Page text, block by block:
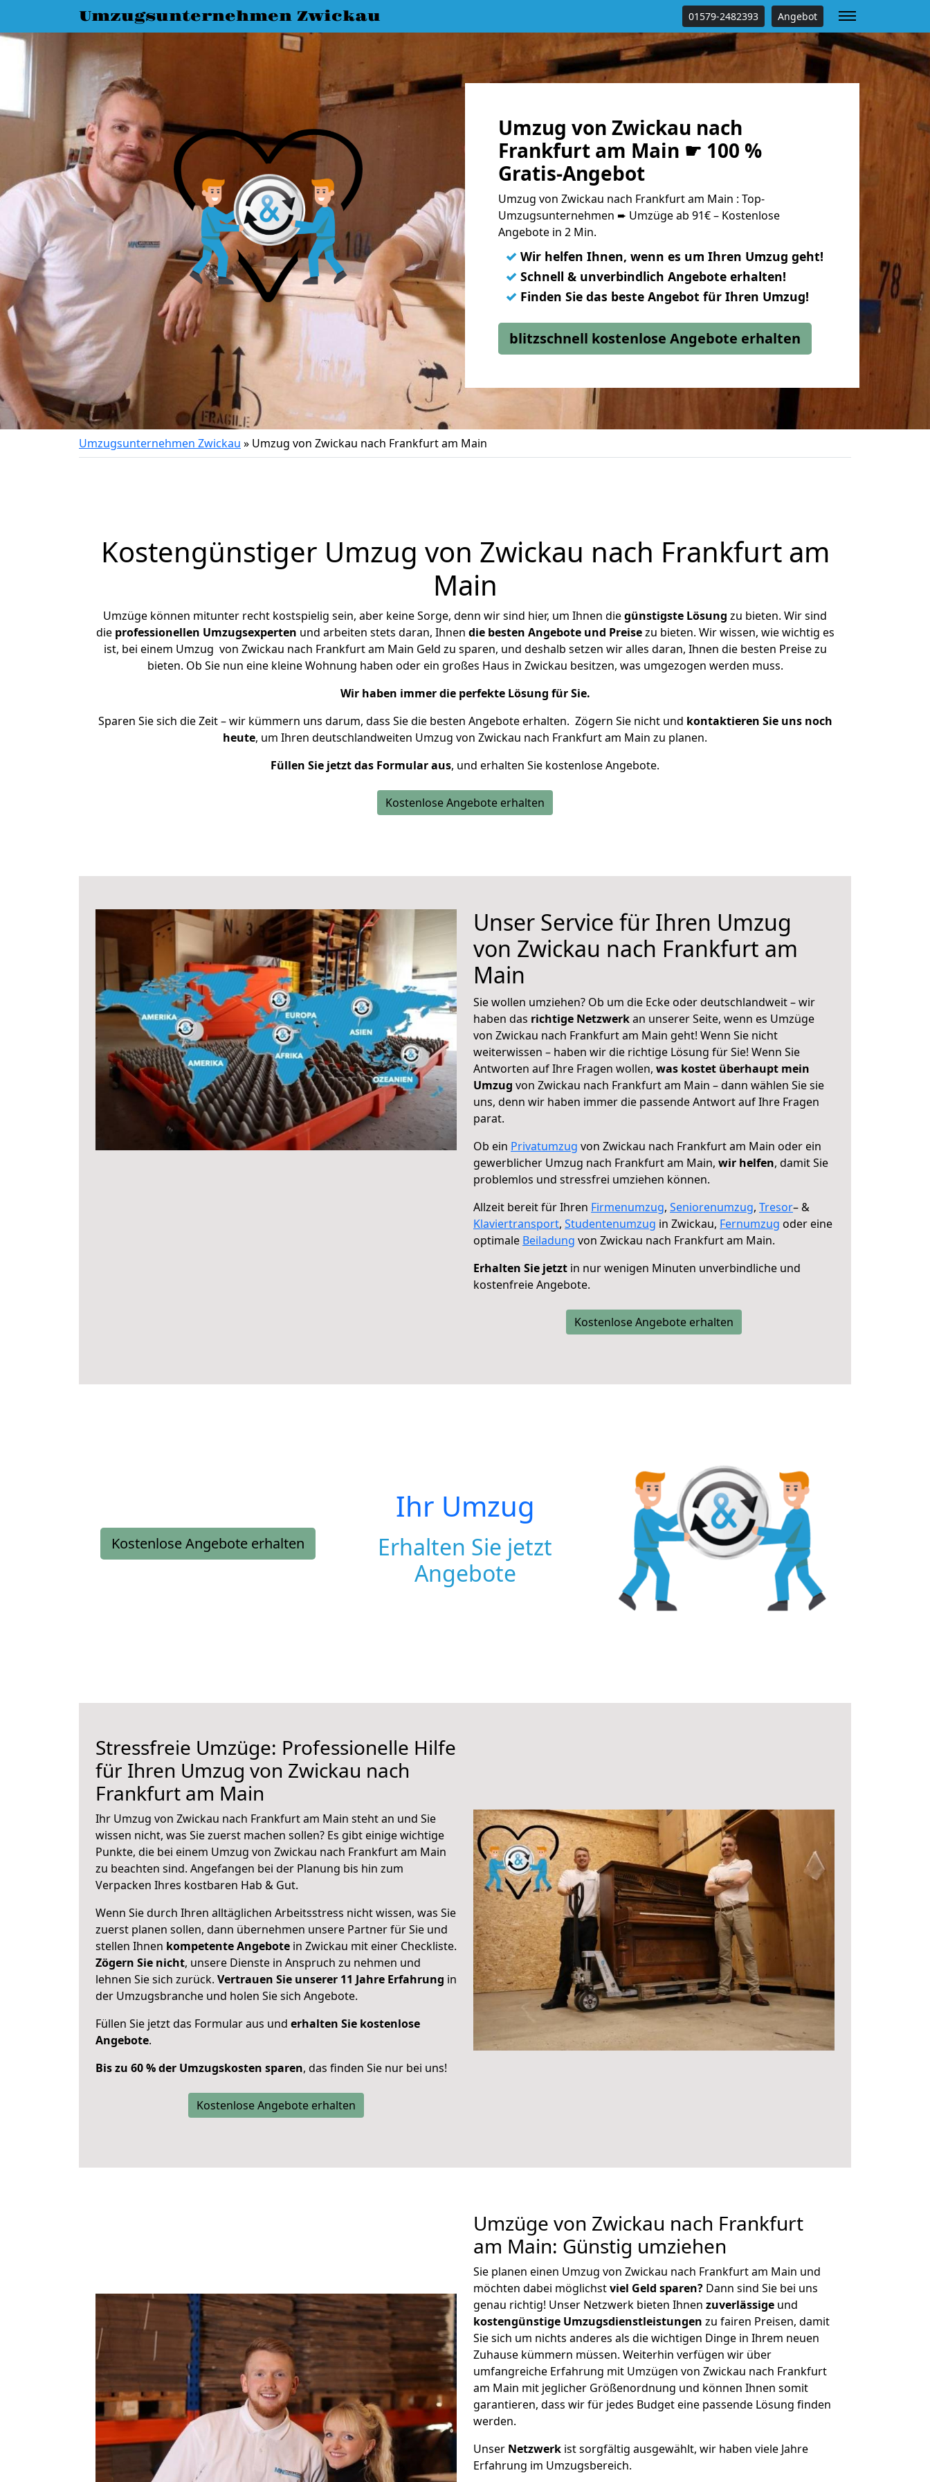
Umzugsunternehmen Zwickau 01579-2482393 Angebot
Umzug von Zwickau nach
Frankfurt am Main ☛ 100 %
Gratis-Angebot
Umzug von Zwickau nach Frankfurt am Main : Top-
Umzugsunternehmen ➨ Umzüge ab 91€ – Kostenlose
Angebote in 2 Min.
✓ Wir helfen Ihnen, wenn es um Ihren Umzug geht!
✓ Schnell & unverbindlich Angebote erhalten!
✓ Finden Sie das beste Angebot für Ihren Umzug!
blitzschnell kostenlose Angebote erhalten
Umzugsunternehmen Zwickau » Umzug von Zwickau nach Frankfurt am Main
Kostengünstiger Umzug von Zwickau nach Frankfurt am
Main
Umzüge können mitunter recht kostspielig sein, aber keine Sorge, denn wir sind hier, um Ihnen diegünstigste Lösung zu bieten. Wir sind
die professionellen Umzugsexperten und arbeiten stets daran, Ihnen die besten Angebote und Preisezu bieten. Wir wissen, wie wichtig es
ist, bei einem Umzug von Zwickau nach Frankfurt am Main Geld zu sparen, und deshalb setzen wir alles daran, Ihnen die besten Preise zu
bieten. Ob Sie nun eine kleine Wohnung haben oder ein großes Haus in Zwickau besitzen, was umgezogen werden muss.
Wir haben immer die perfekte Lösung für Sie.
Sparen Sie sich die Zeit – wir kümmern uns darum, dass Sie die besten Angebote erhalten. Zögern Sie nicht und kontaktieren Sie uns noch
heute, um Ihren deutschlandweiten Umzug von Zwickau nach Frankfurt am Main zu planen.
Füllen Sie jetzt das Formular aus, und erhalten Sie kostenlose Angebote.
Kostenlose Angebote erhalten
Unser Service für Ihren Umzug
von Zwickau nach Frankfurt am
Main
Sie wollen umziehen? Ob um die Ecke oder deutschlandweit – wir
haben das richtige Netzwerkan unserer Seite, wenn es Umzüge
von Zwickau nach Frankfurt am Main geht! Wenn Sie nicht
weiterwissen – haben wir die richtige Lösung für Sie! Wenn Sie
Antworten auf Ihre Fragen wollen, was kostet überhaupt mein
Umzug von Zwickau nach Frankfurt am Main – dann wählen Sie sie
uns, denn wir haben immer die passende Antwort auf Ihre Fragen
parat.
Ob ein Privatumzug von Zwickau nach Frankfurt am Main oder ein
gewerblicher Umzug nach Frankfurt am Main, wir helfen, damit Sie
problemlos und stressfrei umziehen können.
Allzeit bereit für Ihren Firmenumzug, Seniorenumzug, Tresor– &
Klaviertransport, Studentenumzug in Zwickau, Fernumzug oder eine
optimale Beiladung von Zwickau nach Frankfurt am Main.
Erhalten Sie jetzt in nur wenigen Minuten unverbindliche und
kostenfreie Angebote.
Kostenlose Angebote erhalten
Kostenlose Angebote erhalten
Ihr Umzug
Erhalten Sie jetzt
Angebote
Stressfreie Umzüge: Professionelle Hilfe
für Ihren Umzug von Zwickau nach
Frankfurt am Main
Ihr Umzug von Zwickau nach Frankfurt am Main steht an und Sie
wissen nicht, was Sie zuerst machen sollen? Es gibt einige wichtige
Punkte, die bei einem Umzug von Zwickau nach Frankfurt am Main
zu beachten sind. Angefangen bei der Planung bis hin zum
Verpacken Ihres kostbaren Hab & Gut.
Wenn Sie durch Ihren alltäglichen Arbeitsstress nicht wissen, was Sie
zuerst planen sollen, dann übernehmen unsere Partner für Sie und
stellen Ihnen kompetente Angebote in Zwickau mit einer Checkliste.
Zögern Sie nicht, unsere Dienste in Anspruch zu nehmen und
lehnen Sie sich zurück. Vertrauen Sie unserer 11 Jahre Erfahrung in
der Umzugsbranche und holen Sie sich Angebote.
Füllen Sie jetzt das Formular aus und erhalten Sie kostenlose
Angebote.
Bis zu 60 % der Umzugskosten sparen, das finden Sie nur bei uns!
Kostenlose Angebote erhalten
Umzüge von Zwickau nach Frankfurt
am Main: Günstig umziehen
Sie planen einen Umzug von Zwickau nach Frankfurt am Main und
möchten dabei möglichstviel Geld sparen? Dann sind Sie bei uns
genau richtig! Unser Netzwerk bieten Ihnen zuverlässige und
kostengünstige Umzugsdienstleistungen zu fairen Preisen, damit
Sie sich um nichts anderes als die wichtigen Dinge in Ihrem neuen
Zuhause kümmern müssen. Weiterhin verfügen wir über
umfangreiche Erfahrung mit Umzügen von Zwickau nach Frankfurt
am Main mit jeglicher Größenordnung und können Ihnen somit
garantieren, dass wir für jedes Budget eine passende Lösung finden
werden.
Unser Netzwerk ist sorgfältig ausgewählt, wir haben viele Jahre
Erfahrung im Umzugsbereich.